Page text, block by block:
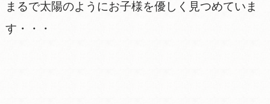
まるで太陽のようにお子様を優しく見つめていま
す・・・